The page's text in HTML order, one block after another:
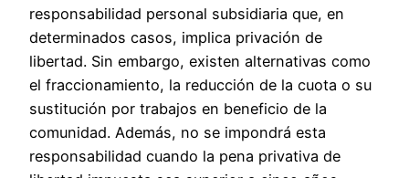
responsabilidad personal subsidiaria que, en
determinados casos, implica privación de
libertad. Sin embargo, existen alternativas como
el fraccionamiento, la reducción de la cuota o su
sustitución por trabajos en beneficio de la
comunidad. Además, no se impondrá esta
responsabilidad cuando la pena privativa de